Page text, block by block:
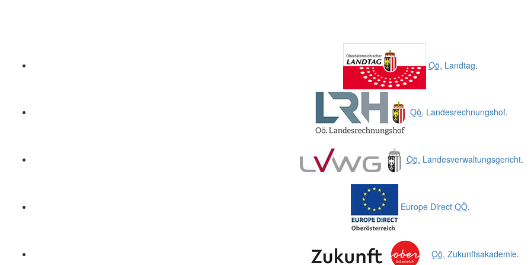
Oö. Landtag.
Oö. Landesrechnungshof.
Oö. Landesverwaltungsgericht.
Europe Direct OÖ.
Oö. Zukunftsakademie.